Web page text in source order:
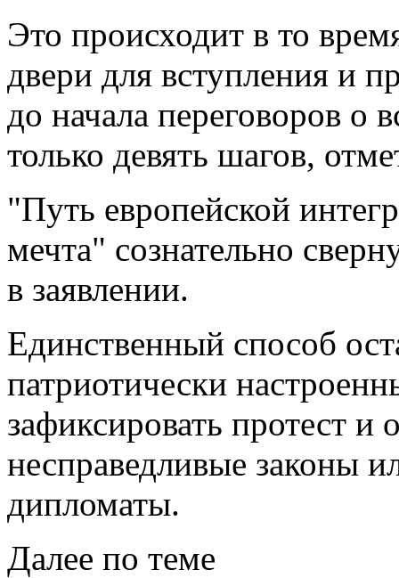
Это происходит в то
двери для вступления и
до начала переговоров о
только девять шагов,
"Путь европейской
мечта" сознательно
в заявлении.
Единственный способ
патриотически
зафиксировать протест и
несправедливые законы
дипломаты.
Далее по теме